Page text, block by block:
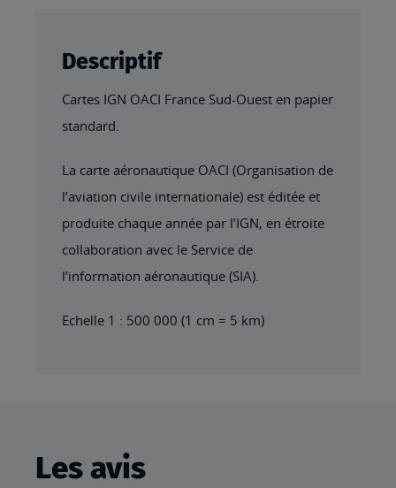
Descriptif
Cartes IGN OACI France Sud-Ouest en papier
standard.
La carte aéronautique OACI (Organisation de
l’aviation civile internationale) est éditée et
produite chaque année par l’IGN, en étroite
collaboration avec le Service de
l’information aéronautique (SIA).
Echelle 1 : 500 000 (1 cm = 5 km)
Les avis